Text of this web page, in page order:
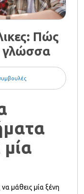
Πώς
γλώσσα
να μάθεις μία ξένη